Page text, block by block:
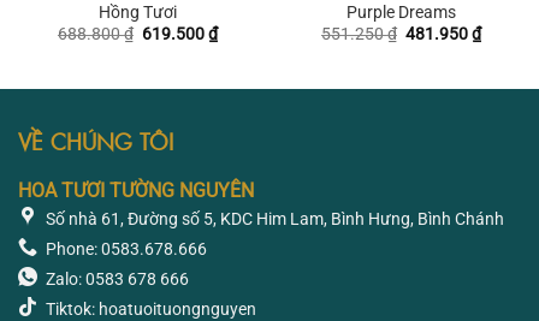
Hồng Tươi
688.800₫ Giá
619.500₫Giá
hiện
619.500 ₫.
Purple Dreams
551.250₫ Giá
481.950₫Giá
hiện
VỀ CHÚNG TÔI
HOA TƯƠI TƯỜNG NGUYÊN
Số nhà 61, Đường số 5, KDC Him Lam, Bình Hưng, Bình Chánh
Phone: 0583.678.666
Zalo: 0583 678 666
Tiktok: hoatuoituongnguyen